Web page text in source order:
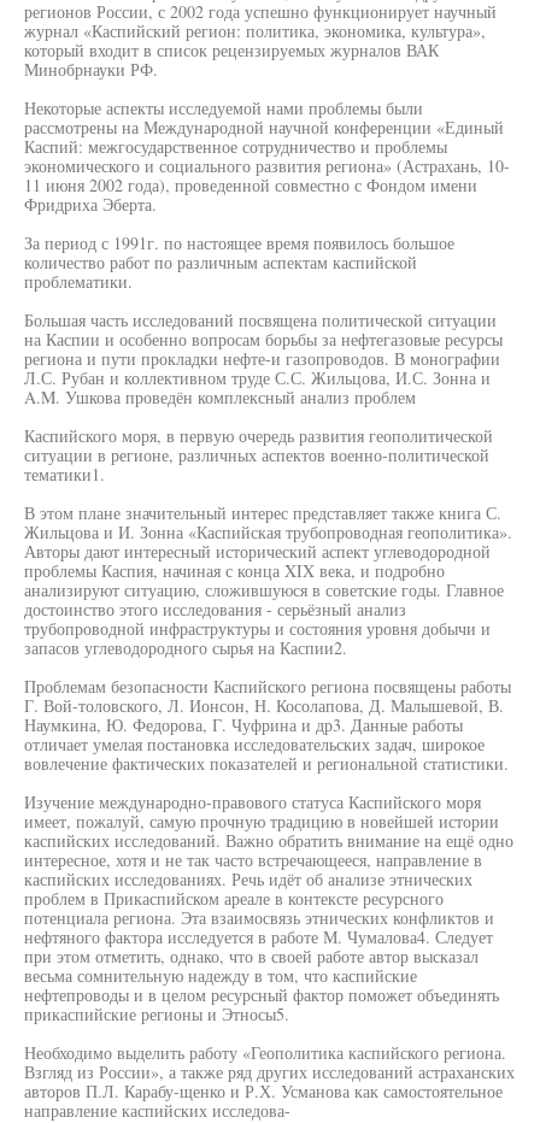
регионов России, с 2002 года успешно функционирует научный
журнал «Каспийский регион: политика, экономика, культура»,
который входит в список рецензируемых журналов ВАК
Минобрнауки РФ.
Некоторые аспекты исследуемой нами проблемы были
рассмотрены на Международной научной конференции «Единый
Каспий: межгосударственное сотрудничество и проблемы
экономического и социального развития региона» (Астрахань, 10-
11 июня 2002 года), проведенной совместно с Фондом имени
Фридриха Эберта.
За период с 1991г. по настоящее время появилось большое
количество работ по различным аспектам каспийской
проблематики.
Большая часть исследований посвящена политической ситуации
на Каспии и особенно вопросам борьбы за нефтегазовые ресурсы
региона и пути прокладки нефте-и газопроводов. В монографии
Л.С. Рубан и коллективном труде С.С. Жильцова, И.С. Зонна и
A.M. Ушкова проведён комплексный анализ проблем
Каспийского моря, в первую очередь развития геополитической
ситуации в регионе, различных аспектов военно-политической
тематики1.
В этом плане значительный интерес представляет также книга С.
Жильцова и И. Зонна «Каспийская трубопроводная геополитика».
Авторы дают интересный исторический аспект углеводородной
проблемы Каспия, начиная с конца XIX века, и подробно
анализируют ситуацию, сложившуюся в советские годы. Главное
достоинство этого исследования - серьёзный анализ
трубопроводной инфраструктуры и состояния уровня добычи и
запасов углеводородного сырья на Каспии2.
Проблемам безопасности Каспийского региона посвящены работы
Г. Вой-толовского, Л. Ионсон, Н. Косолапова, Д. Малышевой, В.
Наумкина, Ю. Федорова, Г. Чуфрина и др3. Данные работы
отличает умелая постановка исследовательских задач, широкое
вовлечение фактических показателей и региональной статистики.
Изучение международно-правового статуса Каспийского моря
имеет, пожалуй, самую прочную традицию в новейшей истории
каспийских исследований. Важно обратить внимание на ещё одно
интересное, хотя и не так часто встречающееся, направление в
каспийских исследованиях. Речь идёт об анализе этнических
проблем в Прикаспийском ареале в контексте ресурсного
потенциала региона. Эта взаимосвязь этнических конфликтов и
нефтяного фактора исследуется в работе М. Чумалова4. Следует
при этом отметить, однако, что в своей работе автор высказал
весьма сомнительную надежду в том, что каспийские
нефтепроводы и в целом ресурсный фактор поможет объединять
прикаспийские регионы и Этносы5.
Необходимо выделить работу «Геополитика каспийского региона.
Взгляд из России», а также ряд других исследований астраханских
авторов П.Л. Карабу-щенко и Р.Х. Усманова как самостоятельное
направление каспийских исследова-